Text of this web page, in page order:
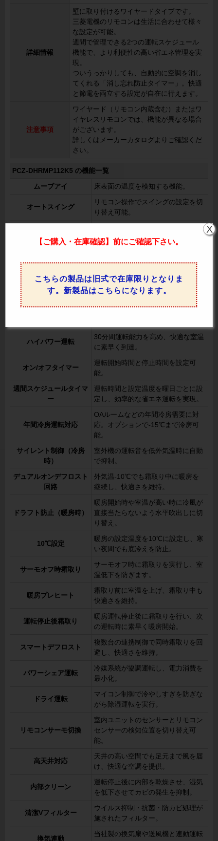
詳細情報
壁に取り付けるワイヤードタイプです。
三菱電機のリモコンは生活に合わせて様々
な設定が可能。
週間で管理できる2つの運転スケジュール
機能で、より利便性の高い省エネ管理を実
現。
ついうっかりしても、自動的に空調を消し
てくれる「消し忘れ防止タイマー」。快適
と節電を両立する設定が自在に行えます。
注意事項
ワイヤード（リモコン内蔵含む）またはワ
イヤレスリモコンでは、機能が異なる場合
がございます。
詳しくはメーカーカタログよりご確認くだ
さい。
PCZ-DHRMP112K5 の機能一覧
ムーブアイ 床表面の温度を検知する機能。
オートスイング
リモコン操作でスイングの設定を切
り替え可能。
左右風向切換 リモコンで左右の風向を変更可能。
風速自動
冷暖自動運転
室温に応じて冷房または暖房を自動
で開始。
ハイパワー運転
30分間運転能力を高め、快適な室温
に素早く到達。
オン/オフタイマー
運転開始時間と停止時間を設定可
能。
週間スケジュールタイマ
ー
運転時間と設定温度を曜日ごとに設
定し、効率的な省エネ運転を実現。
年間冷房運転対応
OAルームなどの年間冷房需要に対
応。オプションで-15℃まで冷房可
能。
サイレント制御（冷房
時）
室外機の運転音を低外気温時に自動
で抑制。
デュアルオンデフロスト
回路
外気温-10℃でも霜取り中に暖房を
継続し、快適さを維持。
ドラフト防止（暖房時）
暖房開始時や室温が高い時に冷風が
直接当たらないよう水平吹出しに切
り替え。
10℃設定
暖房の設定温度を10℃に設定し、寒
い夜間でも底冷えを防止。
サーモオフ時霜取り
サーモオフ時に霜取りを実行し、室
温低下を防ぎます。
暖房プレヒート
霜取り前に室温を上げ、霜取り中も
快適さを維持。
運転停止後霜取り
暖房運転停止後に霜取りを行い、次
の運転時に素早く暖房開始。
スマートデフロスト
複数台の連携制御で同時霜取りを回
避し、快適さを維持。
パワーシェア運転
冷媒系統が協調運転し、電力消費を
最小化。
ドライ運転
マイコン制御で冷やしすぎを防ぎな
がら除湿運転を実行。
リモコンサーモ切換
室内ユニットのセンサーとリモコン
センサーの検知位置を切り替え可
能。
高天井対応
天井の高い空間でも足元まで風を届
け、快適な空調を提供。
内部クリーン
運転停止後に内部を乾燥させ、湿気
を低下させてカビの発生を抑制。
清潔Vフィルター
ウイルス抑制・抗菌・防カビ処理が
施されたフィルター。
換気連動
当社製の換気扇や送風機と連動運転
【ご購入・在庫確認】前にご確認下さい。
こちらの製品は旧式で在庫限りとなりま
す。新製品はこちらになります。
X